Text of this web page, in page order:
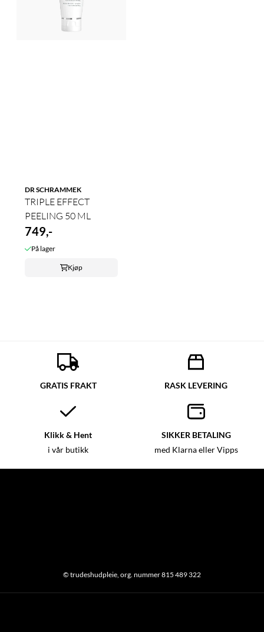
DR SCHRAMMEK
TRIPLE EFFECT
PEELING 50 ML
749,-
På lager
Kjøp
GRATIS FRAKT RASK LEVERING
Klikk & Hent
i vår butikk
SIKKER BETALING
med Klarna eller Vipps
© trudeshudpleie, org. nummer 815 489 322